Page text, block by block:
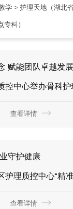
学 >护理天地（湖北
科）
赋能团队卓越发展
护理专题学术报告会暨2025年第
查看详情
守护健康
中心“精准护理进万家”
查看详情